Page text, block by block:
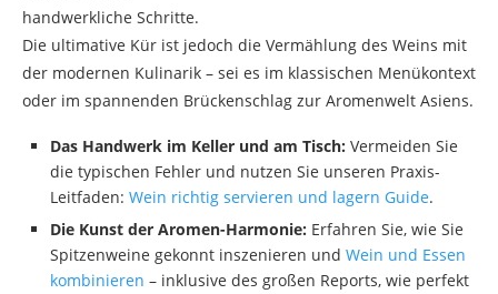
handwerkliche Schritte.
Die ultimative Kür ist jedoch die Vermählung des Weins mit
der modernen Kulinarik – sei es im klassischen Menükontext
oder im spannenden Brückenschlag zur Aromenwelt Asiens.
Das Handwerk im Keller und am Tisch: Vermeiden Sie
die typischen Fehler und nutzen Sie unseren Praxis-
Leitfaden: Wein richtig servieren und lagern Guide.
Die Kunst der Aromen-Harmonie: Erfahren Sie, wie Sie
Spitzenweine gekonnt inszenieren und Wein und Essen
kombinieren – inklusive des großen Reports, wie perfekt